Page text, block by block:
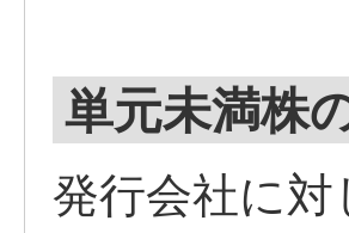
単元未満株
発行会社に